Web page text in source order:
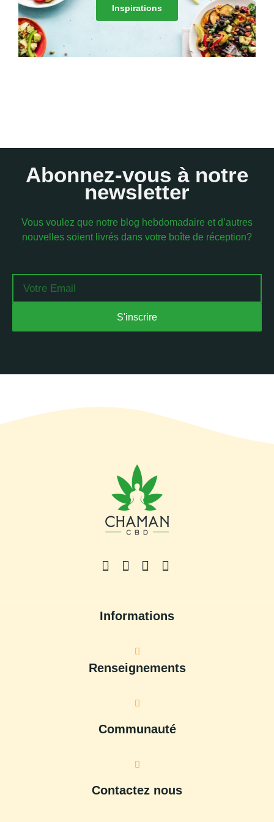
Inspirations
Abonnez-vous à notre
newsletter
Vous voulez que notre blog hebdomadaire et d’autres
nouvelles soient livrés dans votre boîte de réception?
S'inscrire
Informations
Renseignements
Communauté
Contactez nous